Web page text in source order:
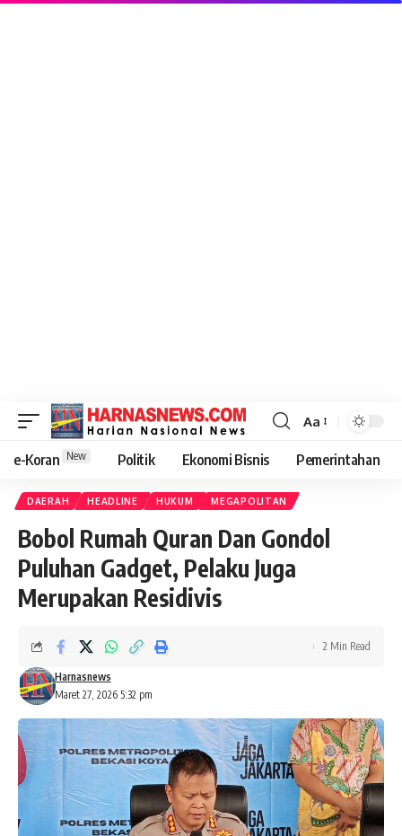
Aa
e-Koran New Politik Ekonomi Bisnis Pemerintahan
DAERAH HEADLINE HUKUM MEGAPOLITAN
Bobol Rumah Quran Dan Gondol
Puluhan Gadget, Pelaku Juga
Merupakan Residivis
Maret 27, 2026 5:32 pm
Harnasnews
2 Min Read